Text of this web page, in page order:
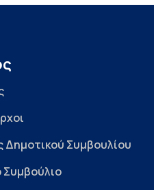
Δημοτικού Συμβουλίου
Συμβούλιο